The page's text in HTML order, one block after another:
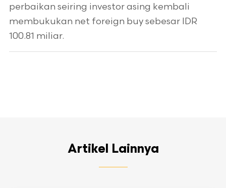
perbaikan seiring investor asing kembali
membukukan net foreign buy sebesar IDR
100.81 miliar.
Artikel Lainnya